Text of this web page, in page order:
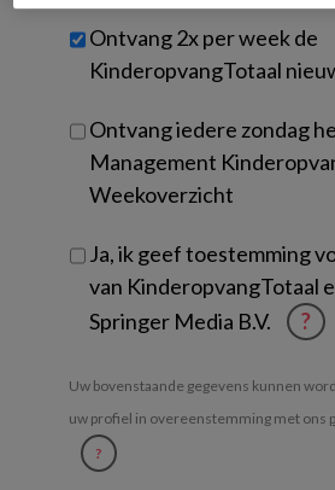
werk
je?
Untitled
Ontvang 2x per week de
KinderopvangTotaal
Ontvang iedere zondag
Management
Weekoverzicht
Ja, ik geef toestemming
van KinderopvangTotaal
Springer Media B.V.
?
Uw bovenstaande gegevens kunnen
uw profiel in overeenstemming met ons
?